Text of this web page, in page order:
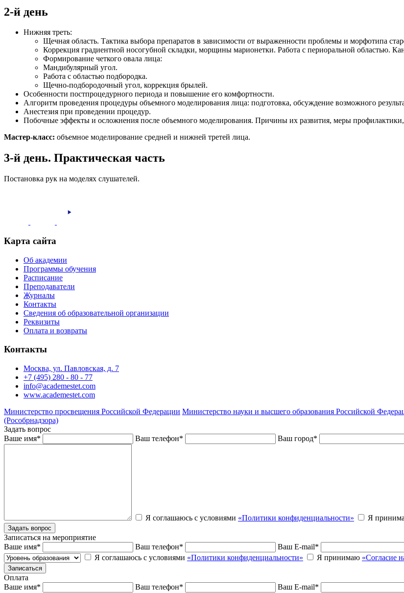
2-й день
Нижняя треть:
Щечная область. Тактика выбора препаратов в зависимости от выраженности проблемы и морфотипа
Коррекция градиентной носогубной складки, морщины марионетки. Работа с периоральной областью.
Формирование четкого овала лица:
Мандибулярный угол.
Работа с областью подбородка.
Щечно-подбородочный угол, коррекция брылей.
Особенности постпроцедурного периода и повышение его комфортности.
Алгоритм проведения процедуры объемного моделирования лица: подготовка, обсуждение возможного
Анестезия при проведении процедур.
Побочные эффекты и осложнения после объемного моделирования. Причины их развития, меры профилактики,
Мастер-класс: объемное моделирование средней и нижней третей лица.
3-й день. Практическая часть
Постановка рук на моделях слушателей.
Карта сайта
Об академии
Программы обучения
Расписание
Преподаватели
Журналы
Контакты
Сведения об образовательной организации
Реквизиты
Оплата и возвраты
Контакты
Москва, ул. Павловская, д. 7
+7 (495) 280 - 80 - 77
info@academestet.com
www.academestet.com
Министерство просвещения Российской Федерации Министерство науки и высшего образования Российской
(Рособрнадзора)
Задать вопрос
Ваше имя* Ваш телефон* Ваш город*
Я соглашаюсь с условиями «Политики конфиденциальности» Я
Записаться на мероприятие
Ваше имя* Ваш телефон* Ваш E-mail*
Я соглашаюсь с условиями «Политики конфиденциальности» Я принимаю «Согласие
Оплата
Ваше имя* Ваш телефон* Ваш E-mail*